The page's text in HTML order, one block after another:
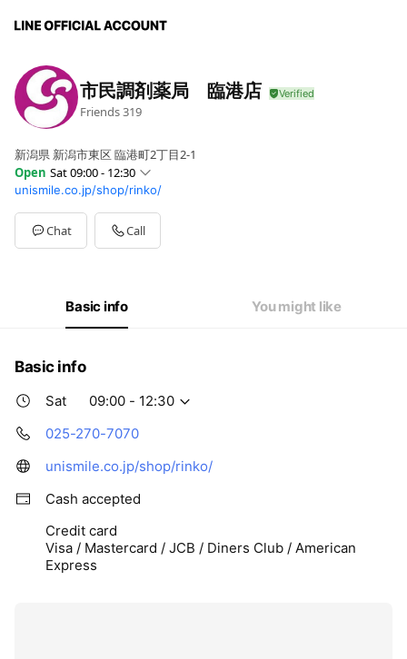
市民調剤薬局 臨港店
Friends319
新潟県 新潟市東区 臨港町2丁目2-1
Open Sat 09:00 - 12:30
SunClosed
Mon09:00 - 17:20
Tue09:00 - 17:20
Wed09:00 - 17:20
09:00 - 12:30
unismile.co.jp/shop/rinko/
Chat Call
Basic info You might like
Basic info
Sat
09:00 - 12:30
025-270-7070
unismile.co.jp/shop/rinko/
Cash accepted
Credit card
Visa / Mastercard / JCB / Diners Club / American
Express